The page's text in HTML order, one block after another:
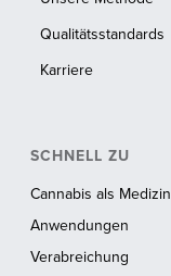
Qualitätsstandards
Karriere
SCHNELL ZU
Cannabis als Medizin
Anwendungen
Verabreichung